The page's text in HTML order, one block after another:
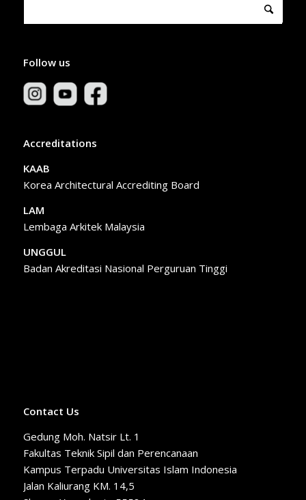
Follow us
Accreditations
KAAB
Korea Architectural Accrediting Board
LAM
Lembaga Arkitek Malaysia
UNGGUL
Badan Akreditasi Nasional Perguruan Tinggi
Contact Us
Gedung Moh. Natsir Lt. 1
Fakultas Teknik Sipil dan Perencanaan
Kampus Terpadu Universitas Islam Indonesia
Jalan Kaliurang KM. 14,5